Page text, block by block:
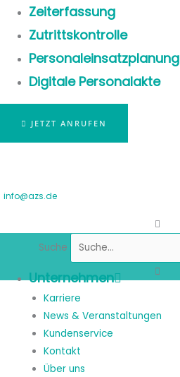
Zeiterfassung
Zutrittskontrolle
Personaleinsatzplanung
Digitale Personalakte
JETZT ANRUFEN
info@azs.de
Suche
Unternehmen
Karriere
News & Veranstaltungen
Kundenservice
Kontakt
Über uns